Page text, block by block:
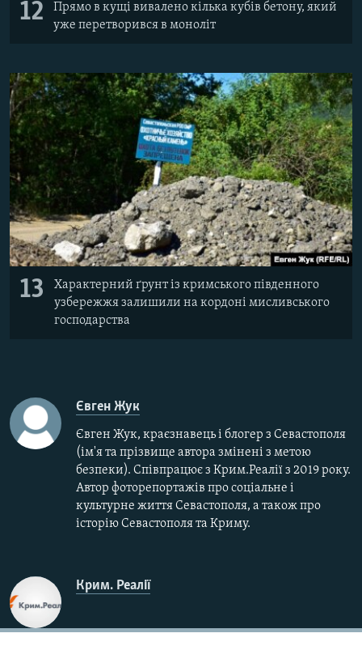
12
Прямо в кущі вивалено кілька кубів бетону, який
уже перетворився в моноліт
13
Характерний ґрунт із кримського південного
узбережжя залишили на кордоні мисливського
господарства
Євген Жук
Євген Жук, краєзнавець і блогер з Севастополя
(ім'я та прізвище автора змінені з метою
безпеки). Співпрацює з Крим.Реалії з 2019 року.
Автор фоторепортажів про соціальне і
культурне життя Севастополя, а також про
історію Севастополя та Криму.
Крим. Реалії